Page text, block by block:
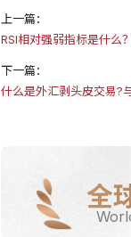
上一篇：
RSI相对强弱指标是什么
下一篇：
什么是外汇剥头皮交易?
全